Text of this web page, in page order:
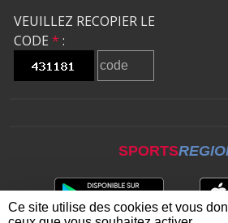
VEUILLEZ RECOPIER LE
CODE * :
SPORTS
Ce site utilise des cookies et vous